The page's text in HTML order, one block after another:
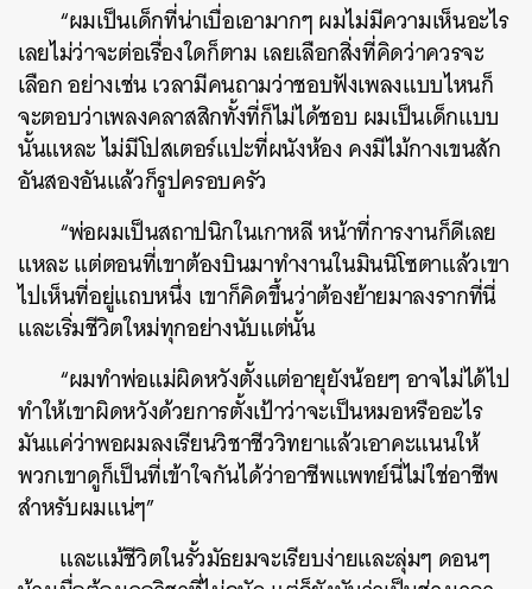
“ผมเป็นเด็กที่น่าเบื่อเอามากๆ ผมไม่มีความเห็นอะไร
เลยไม่ว่าจะต่อเรื่องใดก็ตาม เลยเลือกสิ่งที่คิดว่าควรจะ
เลือก อย่างเช่น เวลามีคนถามว่าชอบฟังเพลงแบบไหนก็
จะตอบว่าเพลงคลาสสิกทั้งที่ก็ไม่ได้ชอบ ผมเป็นเด็กแบบ
นั้นแหละ ไม่มีโปสเตอร์แปะที่ผนังห้อง คงมีไม้กางเขนสัก
อันสองอันแล้วก็รูปครอบครัว
“พ่อผมเป็นสถาปนิกในเกาหลี หน้าที่การงานก็ดีเลย
แหละ แต่ตอนที่เขาต้องบินมาทำงานในมินนิโซตาแล้วเขา
ไปเห็นที่อยู่แถบหนึ่ง เขาก็คิดขึ้นว่าต้องย้ายมาลงรากที่นี่
และเริ่มชีวิตใหม่ทุกอย่างนับแต่นั้น
“ผมทำพ่อแม่ผิดหวังตั้งแต่อายุยังน้อยๆ อาจไม่ได้ไป
ทำให้เขาผิดหวังด้วยการตั้งเป้าว่าจะเป็นหมอหรืออะไร
มันแค่ว่าพอผมลงเรียนวิชาชีววิทยาแล้วเอาคะแนนให้
พวกเขาดูก็เป็นที่เข้าใจกันได้ว่าอาชีพแพทย์นี่ไม่ใช่อาชีพ
สำหรับผมแน่ๆ”
และแม้ชีวิตในรั้วมัธยมจะเรียบง่ายและลุ่มๆ ดอนๆ